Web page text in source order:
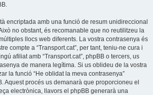
encriptada amb una funció de resum unidireccional
no obstant, és recomanable que no reutilitzeu la
llocs web diferents. La vostra contrasenya és
compte a “Transport.cat”, per tant, teniu-ne cura i
afiliat amb “Transport.cat”, phpBB o tercers, us
de manera legítima. Si us oblideu de la vostra
la funció “He oblidat la meva contrasenya”
Aquest procés us demanarà que proporcioneu el
electrònica, llavors el phpBB generarà una